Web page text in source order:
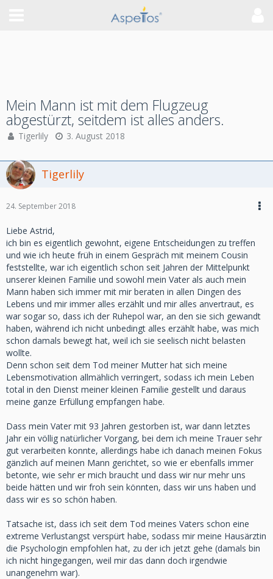
Mein Mann ist mit dem Flugzeug
abgestürzt, seitdem ist alles anders.
Tigerlily 3. August 2018
Tigerlily
24. September 2018
Liebe Astrid,
ich bin es eigentlich gewohnt, eigene Entscheidungen zu treffen
und wie ich heute früh in einem Gespräch mit meinem Cousin
feststellte, war ich eigentlich schon seit Jahren der Mittelpunkt
unserer kleinen Familie und sowohl mein Vater als auch mein
Mann haben sich immer mit mir beraten in allen Dingen des
Lebens und mir immer alles erzählt und mir alles anvertraut, es
war sogar so, dass ich der Ruhepol war, an den sie sich gewandt
haben, während ich nicht unbedingt alles erzählt habe, was mich
schon damals bewegt hat, weil ich sie seelisch nicht belasten
wollte.
Denn schon seit dem Tod meiner Mutter hat sich meine
Lebensmotivation allmählich verringert, sodass ich mein Leben
total in den Dienst meiner kleinen Familie gestellt und daraus
meine ganze Erfüllung empfangen habe.
Dass mein Vater mit 93 Jahren gestorben ist, war dann letztes
Jahr ein völlig natürlicher Vorgang, bei dem ich meine Trauer sehr
gut verarbeiten konnte, allerdings habe ich danach meinen Fokus
gänzlich auf meinen Mann gerichtet, so wie er ebenfalls immer
betonte, wie sehr er mich braucht und dass wir nur mehr uns
beide hätten und wir froh sein könnten, dass wir uns haben und
dass wir es so schön haben.
Tatsache ist, dass ich seit dem Tod meines Vaters schon eine
extreme Verlustangst verspürt habe, sodass mir meine Hausärztin
die Psychologin empfohlen hat, zu der ich jetzt gehe (damals bin
ich nicht hingegangen, weil mir das dann doch irgendwie
unangenehm war).